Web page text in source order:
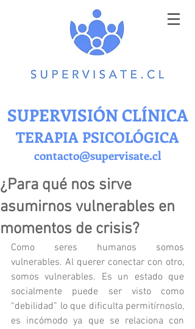
SUPERVISIÓN CLÍNICA
TERAPIA PSICOLÓGICA
contacto@supervisate.cl
¿Para qué nos sirve
asumirnos vulnerables en
momentos de crisis?
Como seres humanos somos
vulnerables. Al querer conectar con otro,
somos vulnerables. Es un estado que
socialmente puede ser visto como
“debilidad” lo que dificulta permitírnoslo,
es incómodo ya que se relaciona con